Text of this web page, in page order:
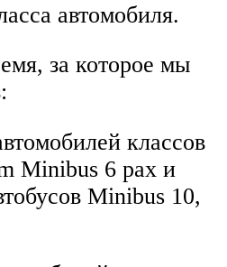
автомобиля.
за которое мы
классов
Minibus 6 pax и
Minibus 10,